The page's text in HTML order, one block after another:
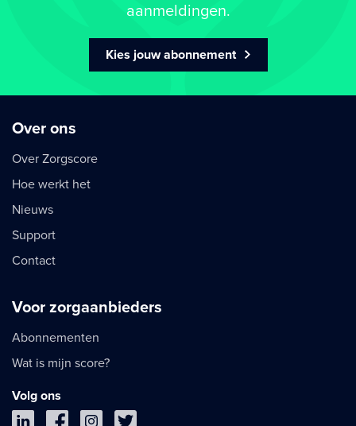
aanmeldingen.
Kies jouw abonnement
Over ons
Over Zorgscore
Hoe werkt het
Nieuws
Support
Contact
Voor zorgaanbieders
Abonnementen
Wat is mijn score?
Volg ons